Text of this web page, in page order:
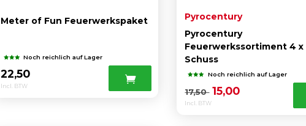
Meter of Fun Feuerwerkspaket
Noch reichlich auf Lager
22,50
Incl. BTW
Pyrocentury
Pyrocentury
Feuerwerkssortiment 4 x
Schuss
Noch reichlich auf Lager
17,50 Ursprünglicher
15,00
Incl. BTW